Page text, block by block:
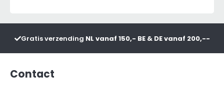
Trailer
Blauw
Gratis verzending NL vanaf 150,- BE & DE vanaf 200,--
Contact